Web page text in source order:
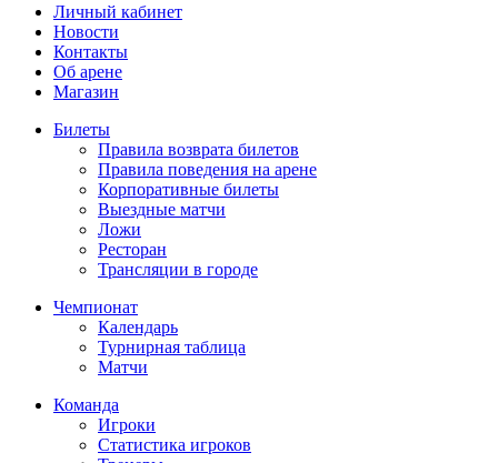
Личный кабинет
Новости
Контакты
Об арене
Магазин
Билеты
Правила возврата билетов
Правила поведения на арене
Корпоративные билеты
Выездные матчи
Ложи
Ресторан
Трансляции в городе
Чемпионат
Календарь
Турнирная таблица
Матчи
Команда
Игроки
Статистика игроков